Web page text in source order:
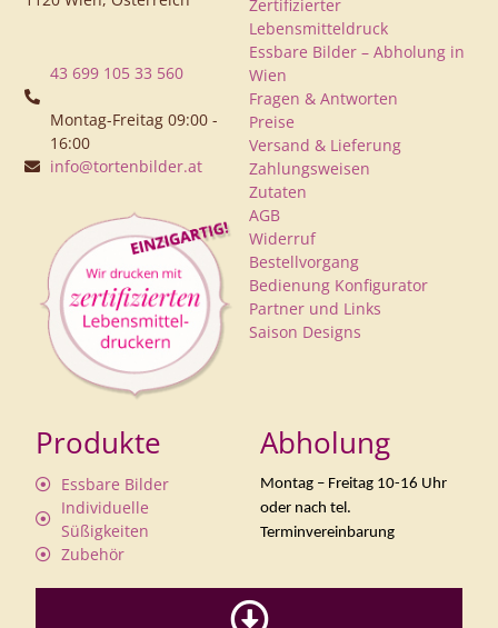
43 699 105 33 560
Montag-Freitag 09:00 -
16:00
info@tortenbilder.at
Zertifizierter
Lebensmitteldruck
Essbare Bilder – Abholung in
Wien
Fragen & Antworten
Preise
Versand & Lieferung
Zahlungsweisen
Zutaten
AGB
Widerruf
Bestellvorgang
Bedienung Konfigurator
Partner und Links
Saison Designs
Produkte
Essbare Bilder
Individuelle
Süßigkeiten
Zubehör
Abholung
Montag – Freitag 10-16 Uhr
oder nach tel.
Terminvereinbarung